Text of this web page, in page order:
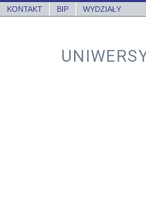
KONTAKT BIP WYDZIAŁY